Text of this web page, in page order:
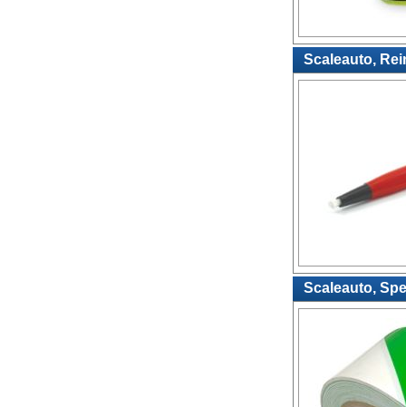
Scaleauto,
Scaleauto,